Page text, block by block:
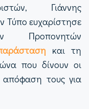
Γιάννης
Τύπο ευχαρίστησε
Προπονητών
και τη
που δίνουν οι
απόφαση τους για